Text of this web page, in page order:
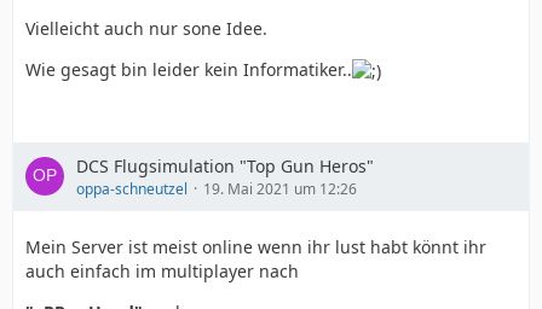
Vielleicht auch nur sone Idee.
Wie gesagt bin leider kein Informatiker..
DCS Flugsimulation "Top Gun Heros"
oppa-schneutzel 19. Mai 2021 um 12:26
Mein Server ist meist online wenn ihr lust habt könnt ihr
auch einfach im multiplayer nach